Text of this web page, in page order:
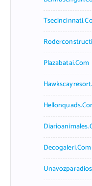
Plazabatai.com
Decogaleri.com